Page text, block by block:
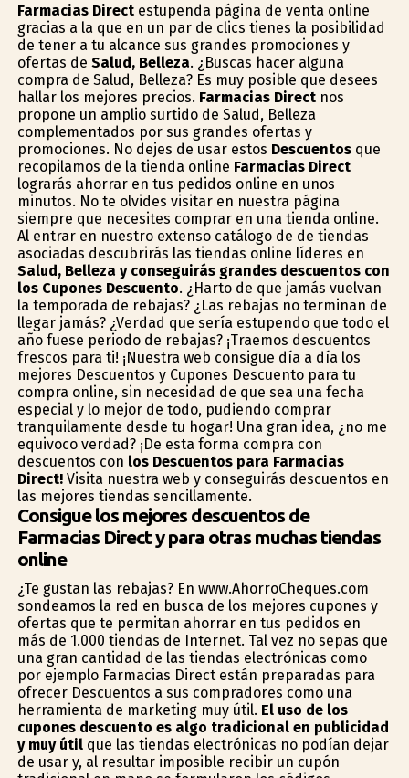
Farmacias Directestupenda página de venta online
gracias a la que en un par de clics tienes la posibilidad
de tener a tu alcance sus grandes promociones y
ofertas de Salud, Belleza. ¿Buscas hacer alguna
compra de Salud, Belleza? Es muy posible que desees
hallar los mejores precios. Farmacias Directnos
propone un amplio surtido de Salud, Belleza
complementados por sus grandes ofertas y
promociones. No dejes de usar estos Descuentosque
recopilamos de la tienda online Farmacias Direct
lograrás ahorrar en tus pedidos online en unos
minutos. No te olvides visitar en nuestra página
siempre que necesites comprar en una tienda online.
Al entrar en nuestro extenso catálogo de de tiendas
asociadas descubrirás las tiendas online líderes en
Salud, Belleza y conseguirás grandes descuentos con
los Cupones Descuento. ¿Harto de que jamás vuelvan
la temporada de rebajas? ¿Las rebajas no terminan de
llegar jamás? ¿Verdad que sería estupendo que todo el
año fuese periodo de rebajas? ¡Traemos descuentos
frescos para ti! ¡Nuestra web consigue día a día los
mejores Descuentos y Cupones Descuento para tu
compra online, sin necesidad de que sea una fecha
especial y lo mejor de todo, pudiendo comprar
tranquilamente desde tu hogar! Una gran idea, ¿no me
equivoco verdad? ¡De esta forma compra con
descuentos con los Descuentos para Farmacias
Direct!Visita nuestra web y conseguirás descuentos en
las mejores tiendas sencillamente.
Consigue los mejores descuentos de
Farmacias Direct y para otras muchas tiendas
online
¿Te gustan las rebajas? En www.AhorroCheques.com
sondeamos la red en busca de los mejores cupones y
ofertas que te permitan ahorrar en tus pedidos en
más de 1.000 tiendas de Internet. Tal vez no sepas que
una gran cantidad de las tiendas electrónicas como
por ejemplo Farmacias Direct están preparadas para
ofrecer Descuentos a sus compradores como una
herramienta de marketing muy útil. El uso de los
cupones descuento es algo tradicional en publicidad
y muy útilque las tiendas electrónicas no podían dejar
de usar y, al resultar imposible recibir un cupón